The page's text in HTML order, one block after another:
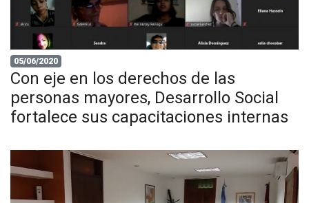
05/06/2020
Con eje en los derechos de las
personas mayores, Desarrollo Social
fortalece sus capacitaciones internas